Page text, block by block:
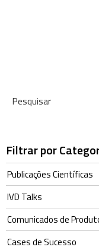
Filtrar por
Publicações Científicas
IVD Talks
Comunicados de
Cases de Sucesso